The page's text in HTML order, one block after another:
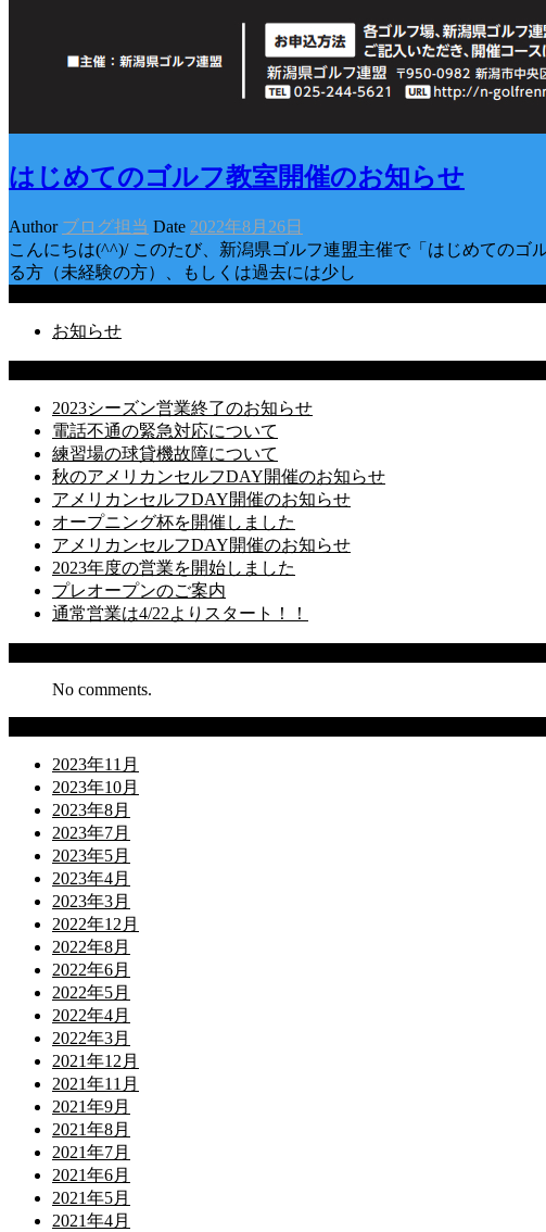
はじめてのゴルフ教室開催のお知らせ
Author ブログ担当 Date 2022年8月26日
こんにちは(^^)/ このたび、新潟県ゴルフ連盟主催で「はじめての
る方（未経験の方）、もしくは過去には少し
お知らせ
2023シーズン営業終了のお知らせ
電話不通の緊急対応について
練習場の球貸機故障について
秋のアメリカンセルフDAY開催のお知らせ
アメリカンセルフDAY開催のお知らせ
オープニング杯を開催しました
アメリカンセルフDAY開催のお知らせ
2023年度の営業を開始しました
プレオープンのご案内
通常営業は4/22よりスタート！！
No comments.
2023年11月
2023年10月
2023年8月
2023年7月
2023年5月
2023年4月
2023年3月
2022年12月
2022年8月
2022年6月
2022年5月
2022年4月
2022年3月
2021年12月
2021年11月
2021年9月
2021年8月
2021年7月
2021年6月
2021年5月
2021年4月